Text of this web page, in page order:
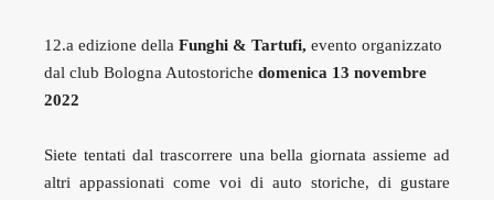
12.a edizione della Funghi & Tartufi, evento organizzato
dal club Bologna Autostoriche domenica 13 novembre
2022
Siete tentati dal trascorrere una bella giornata assieme ad
altri appassionati come voi di auto storiche, di gustare